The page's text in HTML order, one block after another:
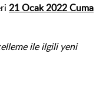
21 Ocak 2022 Cuma
ile ilgili yeni